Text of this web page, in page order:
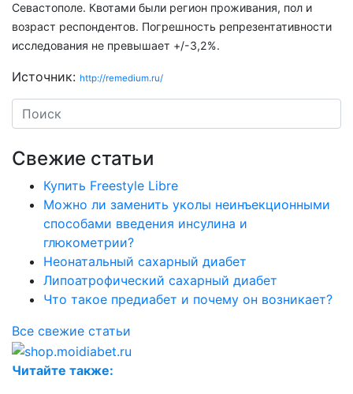
Севастополе. Квотами были регион проживания, пол и
возраст респондентов. Погрешность репрезентативности
исследования не превышает +/-3,2%.
Источник: http://remedium.ru/
Свежие статьи
Купить Freestyle Libre
Можно ли заменить уколы неинъекционными
способами введения инсулина и
глюкометрии?
Неонатальный сахарный диабет
Липоатрофический сахарный диабет
Что такое предиабет и почему он возникает?
Все свежие статьи
Читайте также: